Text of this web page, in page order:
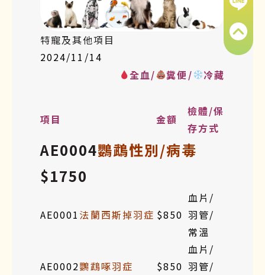
特寵及其他項目
2024/11/14
全血/
糞便/ 冷藏
項目 金額
檢體/保
存方式
AE0004鸚鵡性別/病毒
$1750
AE0001 法蘭西斯掉羽症 $850
血片/
羽管/
常溫
AE0002鸚鵡啄羽症 $850
血片/
羽管/